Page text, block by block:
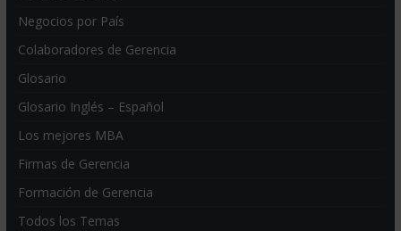
Negocios por País
Colaboradores de Gerencia
Glosario
Glosario Inglés – Español
Los mejores MBA
Firmas de Gerencia
Formación de Gerencia
Todos los Temas